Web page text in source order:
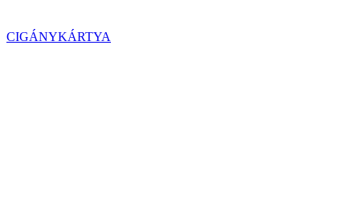
CIGÁNYKÁRTYA